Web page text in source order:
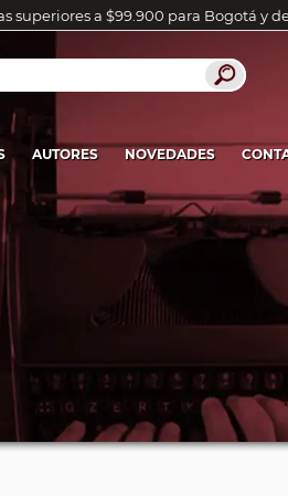
superiores a $99.900 para Bogotá y
AUTORES NOVEDADES